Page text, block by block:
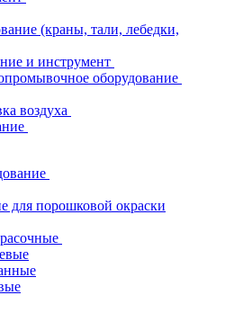
(краны, тали, лебедки,
и инструмент
оборудование
воздуха
для порошковой окраски